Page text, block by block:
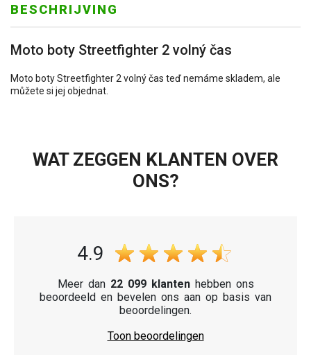
BESCHRIJVING
Moto boty Streetfighter 2 volný čas
Moto boty Streetfighter 2 volný čas teď nemáme skladem, ale
můžete si jej objednat.
WAT ZEGGEN KLANTEN OVER
ONS?
4.9
Meer dan 22 099 klantenhebben ons
beoordeeld en bevelen ons aan op basis van
beoordelingen.
Toon beoordelingen